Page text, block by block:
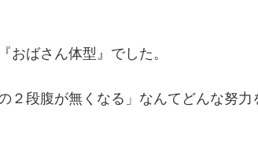
おばさん体型』でした。
２段腹が無くなる」なんてどんな努